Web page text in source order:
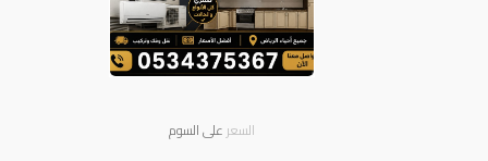
السعر على السوم